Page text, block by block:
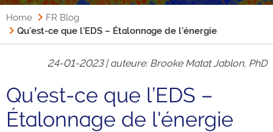
Home
FR Blog
Qu’est-ce que l’EDS – Étalonnage de l'énergie
24-01-2023 |auteure: Brooke Matat Jablon, PhD
Qu’est-ce que l’EDS –
Étalonnage de l'énergie